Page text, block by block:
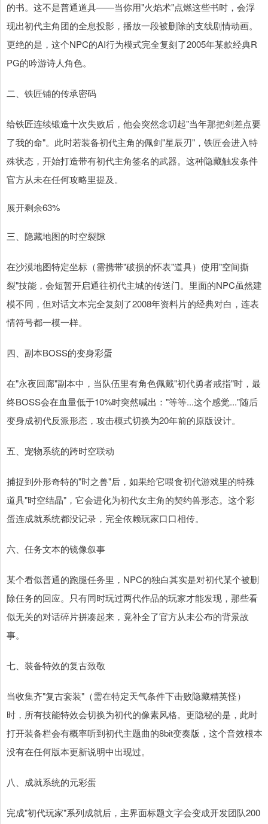
的书。这不是普通道具——当你用"火焰术"点燃这些书时，会浮
现出初代主角团的全息投影，播放一段被删除的支线剧情动画。
更绝的是，这个NPC的AI行为模式完全复刻了2005年某款经典R
PG的吟游诗人角色。
二、铁匠铺的传承密码
给铁匠连续锻造十次失败后，他会突然念叨起"当年那把剑差点要
了我的命"。此时若装备初代主角的佩剑"星辰刃"，铁匠会进入特
殊状态，开始打造带有初代主角签名的武器。这种隐藏触发条件
官方从未在任何攻略里提及。
展开剩余63%
三、隐藏地图的时空裂隙
在沙漠地图特定坐标（需携带"破损的怀表"道具）使用"空间撕
裂"技能，会短暂开启通往初代主城的传送门。里面的NPC虽然建
模不同，但对话文本完全复刻了2008年资料片的经典对白，连表
情符号都一模一样。
四、副本BOSS的变身彩蛋
在"永夜回廊"副本中，当队伍里有角色佩戴"初代勇者戒指"时，最
终BOSS会在血量低于10%时突然喊出："等等...这个感觉..."随后
变身成初代反派形态，攻击模式切换为20年前的原版设计。
五、宠物系统的跨时空联动
捕捉到外形奇特的"时之兽"后，如果给它喂食初代游戏里的特殊
道具"时空结晶"，它会进化为初代女主角的契约兽形态。这个彩
蛋连成就系统都没记录，完全依赖玩家口口相传。
六、任务文本的镜像叙事
某个看似普通的跑腿任务里，NPC的独白其实是对初代某个被删
除任务的回应。只有同时玩过两代作品的玩家才能发现，那些看
似无关的对话碎片拼凑起来，竟补全了官方从未公布的背景故
事。
七、装备特效的复古致敬
当收集齐"复古套装"（需在特定天气条件下击败隐藏精英怪）
时，所有技能特效会切换为初代的像素风格。更隐秘的是，此时
打开装备栏会有概率听到初代主题曲的8bit变奏版，这个音效根本
没有在任何版本更新说明中出现过。
八、成就系统的元彩蛋
完成"初代玩家"系列成就后，主界面标题文字会变成开发团队200